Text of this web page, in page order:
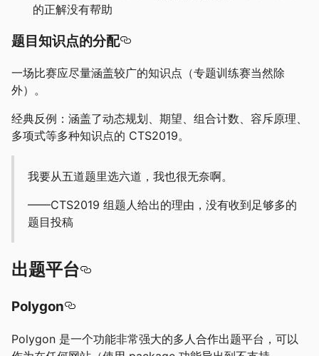
的正解没有帮助
题目知识点的分配
一场比赛应尽量涵盖较广的知识点（专题训练赛当然除
外）。
经典反例：涵盖了动态规划、期望、组合计数、容斥原理、
多项式等多种知识点的 CTS2019。
我要从五道题里选六道，我也很无奈啊。
——CTS2019 组题人给出的理由，没有收到足够多的
题目投稿
出题平台
Polygon
Polygon 是一个功能非常强大的多人合作出题平台，可以